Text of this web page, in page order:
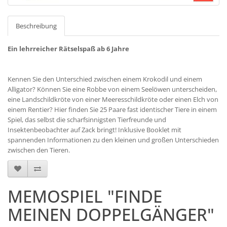
Beschreibung
Ein lehrreicher Rätselspaß ab 6 Jahre
Kennen Sie den Unterschied zwischen einem Krokodil und einem
Alligator? Können Sie eine Robbe von einem Seelöwen unterscheiden,
eine Landschildkröte von einer Meeresschildkröte oder einen Elch von
einem Rentier? Hier finden Sie 25 Paare fast identischer Tiere in einem
Spiel, das selbst die scharfsinnigsten Tierfreunde und
Insektenbeobachter auf Zack bringt! Inklusive Booklet mit
spannenden Informationen zu den kleinen und großen Unterschieden
zwischen den Tieren.
MEMOSPIEL "FINDE
MEINEN DOPPELGÄNGER"